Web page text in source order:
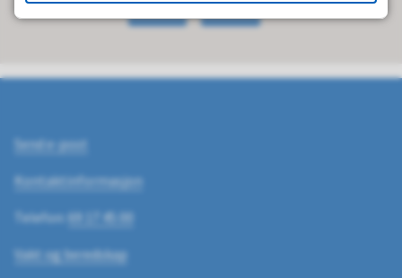
Ja Nei
Send e-post
Kontaktinformasjon
Telefon: 69 17 45 00
Vakt og beredskap